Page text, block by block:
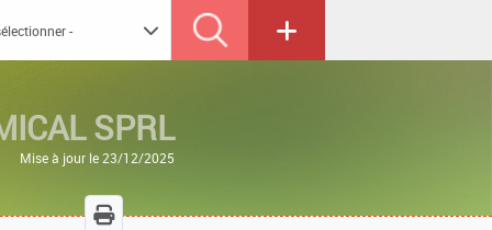
SPRL
Mise à jour le 23/12/2025